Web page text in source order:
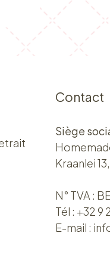
Contact
Siège
Kraanlei
N° TVA :
Tél : +32 9
E-mail :